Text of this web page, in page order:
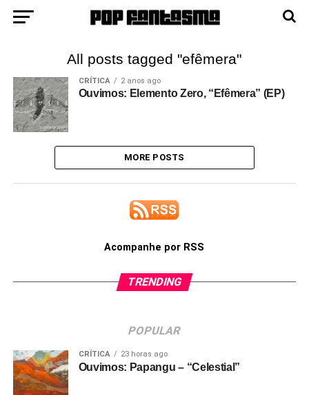
All posts tagged "efêmera"
CRÍTICA 2 anos ago
Ouvimos: Elemento Zero, “Efêmera” (EP)
MORE POSTS
Acompanhe por RSS
TRENDING
POPULAR
CRÍTICA 23 horas ago
Ouvimos: Papangu – “Celestial”